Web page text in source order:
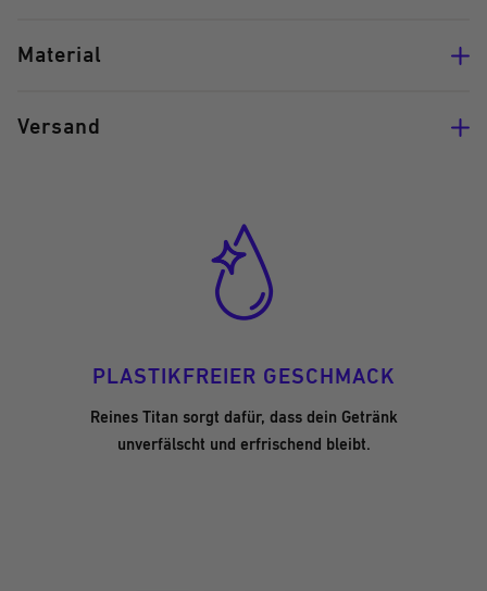
Material
Versand
PLASTIKFREIER GESCHMACK
Reines Titan sorgt dafür, dass dein Getränk
unverfälscht und erfrischend bleibt.